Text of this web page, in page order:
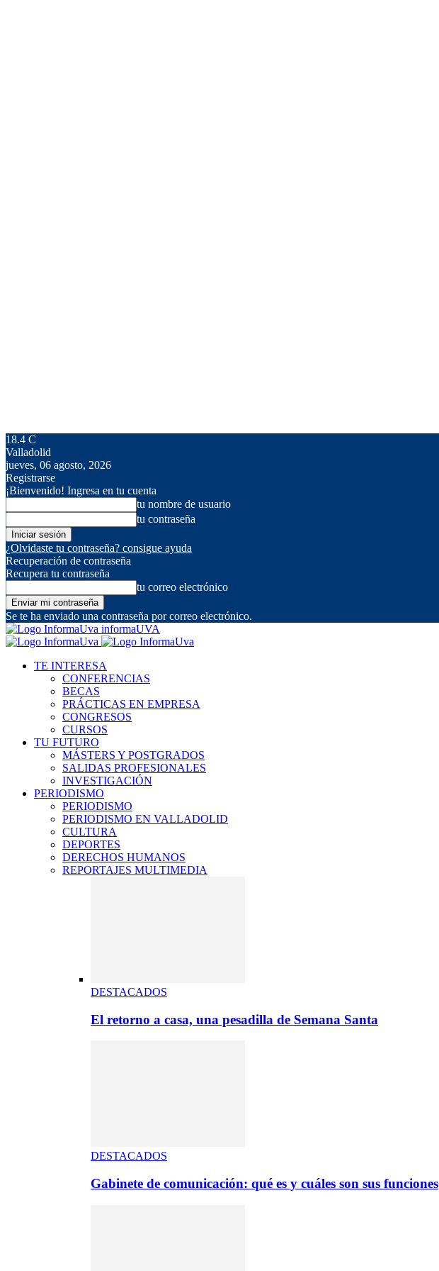
18.4 C
Valladolid
jueves, 06 agosto, 2026
Registrarse
¡Bienvenido! Ingresa en tu cuenta
tu nombre de usuario
tu contraseña
¿Olvidaste tu contraseña? consigue ayuda
Recuperación de contraseña
Recupera tu contraseña
tu correo electrónico
Se te ha enviado una contraseña por correo electrónico.
informaUVA
TE INTERESA
CONFERENCIAS
BECAS
PRÁCTICAS EN EMPRESA
CONGRESOS
CURSOS
TU FUTURO
MÁSTERS Y POSTGRADOS
SALIDAS PROFESIONALES
INVESTIGACIÓN
PERIODISMO
PERIODISMO
PERIODISMO EN VALLADOLID
CULTURA
DEPORTES
DERECHOS HUMANOS
REPORTAJES MULTIMEDIA
DESTACADOS
El retorno a casa, una pesadilla de Semana Santa
DESTACADOS
Gabinete de comunicación: qué es y cuáles son sus funciones